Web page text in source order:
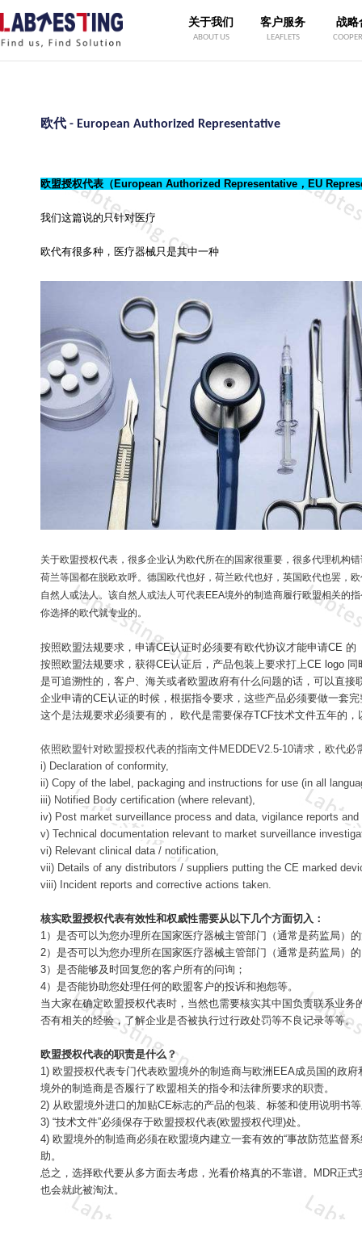
关于我们
ABOUT US
客户服务
LEAFLETS
战略
欧代 - European Authorized Representative
欧盟授权代表（European Authorized Representative，EU
我们这篇说的只针对医疗
欧代有很多种，医疗器械只是其中一种
关于欧盟授权代表，很多企业认为欧代所在的国家很重要，很多代理机构
荷兰等国都在脱欧欢呼。德国欧代也好，荷兰欧代也好，英国欧代也罢，
自然人或法人。该自然人或法人可代表EEA境外的制造商履行欧盟相关的
你选择的欧代就专业的。
按照欧盟法规要求，申请CE认证时必须要有欧代协议才能申请CE 的
按照欧盟法规要求，获得CE认证后，产品包装上要求打上CE logo 同
是可追溯性的，客户、海关或者欧盟政府有什么问题的话，可以直
企业申请的CE认证的时候，根据指令要求，这些产品必须要做一套
这个是法规要求必须要有的， 欧代是需要保存TCF技术文件五年的
依照欧盟针对欧盟授权代表的指南文件MEDDEV2.5-10请求，欧代
i) Declaration of conformity,
ii) Copy of the label, packaging and instructions for use (in all
iii) Notified Body certification (where relevant),
iv) Post market surveillance process and data, vigilance reports
v) Technical documentation relevant to market surveillance
vi) Relevant clinical data / notification,
vii) Details of any distributors / suppliers putting the CE marked
viii) Incident reports and corrective actions taken.
核实欧盟授权代表有效性和权威性需要从以下几个方面切入：
1）是否可以为您办理所在国家医疗器械主管部门（通常是药监局）
2）是否可以为您办理所在国家医疗器械主管部门（通常是药监局）
3）是否能够及时回复您的客户所有的问询；
4）是否能协助您处理任何的欧盟客户的投诉和抱怨等。
当大家在确定欧盟授权代表时，当然也需要核实其中国负责联系业务
否有相关的经验，了解企业是否被执行过行政处罚等不良记录等等。
欧盟授权代表的职责是什么？
1) 欧盟授权代表专门代表欧盟境外的制造商与欧洲EEA成员国的政
境外的制造商是否履行了欧盟相关的指令和法律所要求的职责。
2) 从欧盟境外进口的加贴CE标志的产品的包装、标签和使用说明书
3) “技术文件”必须保存于欧盟授权代表(欧盟授权代理)处。
4) 欧盟境外的制造商必须在欧盟境内建立一套有效的“事故防范监督
助。
总之，选择欧代要从多方面去考虑，光看价格真的不靠谱。MDR正
也会就此被淘汰。